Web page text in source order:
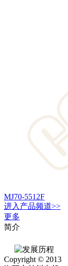
MJ70-5512F
进入 产品频道>>
更多
简介
Copyright © 2013